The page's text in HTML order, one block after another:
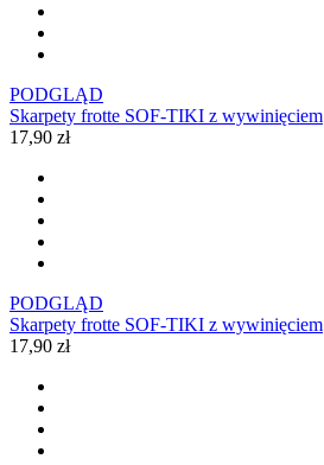
PODGLĄD
Skarpety frotte SOF-TIKI z wywinięciem
17,90 zł
PODGLĄD
Skarpety frotte SOF-TIKI z wywinięciem
17,90 zł